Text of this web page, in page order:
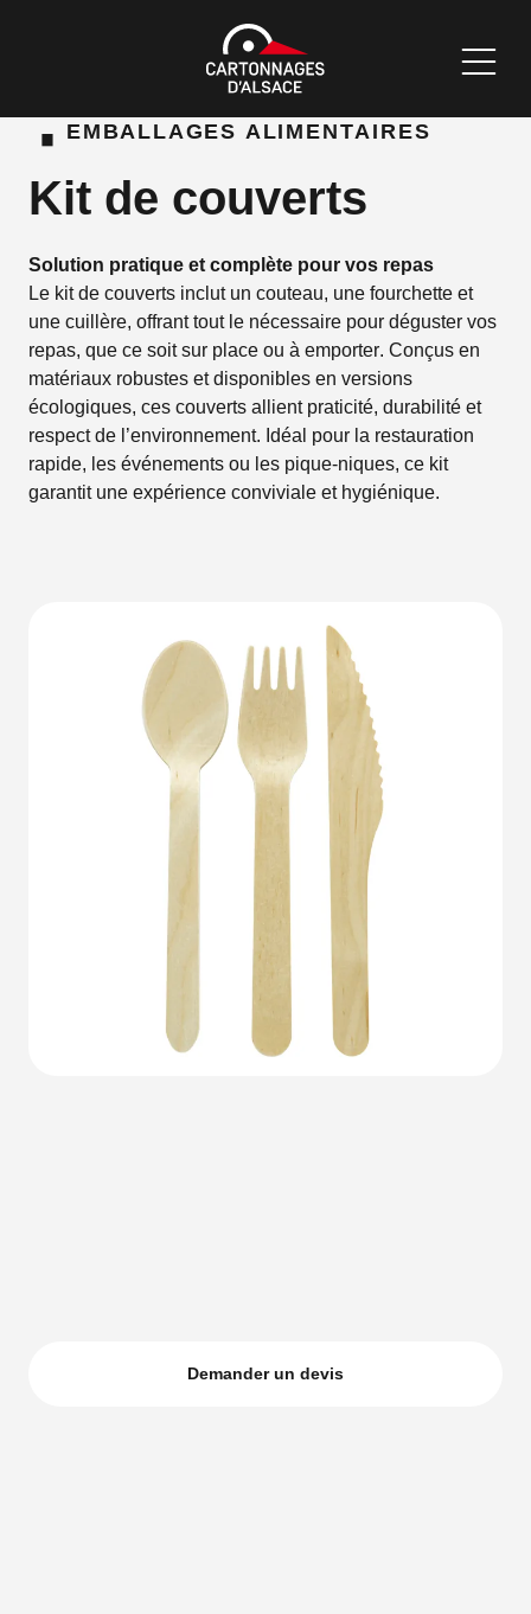
·EMBALLAGES ALIMENTAIRES
Kit de couverts
Solution pratique et complète pour vos repas
Le kit de couverts inclut un couteau, une fourchette et
une cuillère, offrant tout le nécessaire pour déguster vos
repas, que ce soit sur place ou à emporter. Conçus en
matériaux robustes et disponibles en versions
écologiques, ces couverts allient praticité, durabilité et
respect de l’environnement. Idéal pour la restauration
rapide, les événements ou les pique-niques, ce kit
garantit une expérience conviviale et hygiénique.
Demander un devis